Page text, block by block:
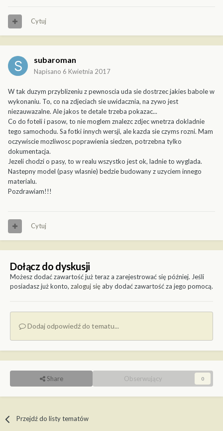
Cytuj
subaroman
Napisano 6 Kwietnia 2017
W tak duzym przyblizeniu z pewnoscia uda sie dostrzec jakies babole w
wykonaniu. To, co na zdjeciach sie uwidacznia, na zywo jest
niezauwazalne. Ale jakos te detale trzeba pokazac...
Co do foteli i pasow, to nie moglem znalezc zdjec wnetrza dokladnie
tego samochodu. Sa fotki innych wersji, ale kazda sie czyms rozni. Mam
oczywiscie mozliwosc poprawienia siedzen, potrzebna tylko
dokumentacja.
Jezeli chodzi o pasy, to w realu wszystko jest ok, ladnie to wyglada.
Nastepny model (pasy wlasnie) bedzie budowany z uzyciem innego
materialu.
Pozdrawiam!!!
Cytuj
Dołącz do dyskusji
Możesz dodać zawartość już teraz a zarejestrować się później. Jeśli
posiadasz już konto, zaloguj sięaby dodać zawartość za jego pomocą.
Dodaj odpowiedź do tematu...
Share Obserwujący 0
Przejdź do listy tematów